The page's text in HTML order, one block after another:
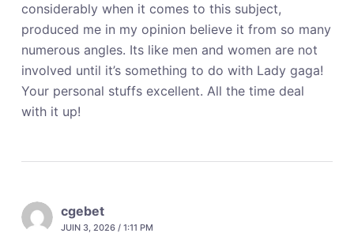
considerably when it comes to this subject,
produced me in my opinion believe it from so many
numerous angles. Its like men and women are not
involved until it’s something to do with Lady gaga!
Your personal stuffs excellent. All the time deal
with it up!
cgebet
JUIN 3, 2026 / 1:11 PM